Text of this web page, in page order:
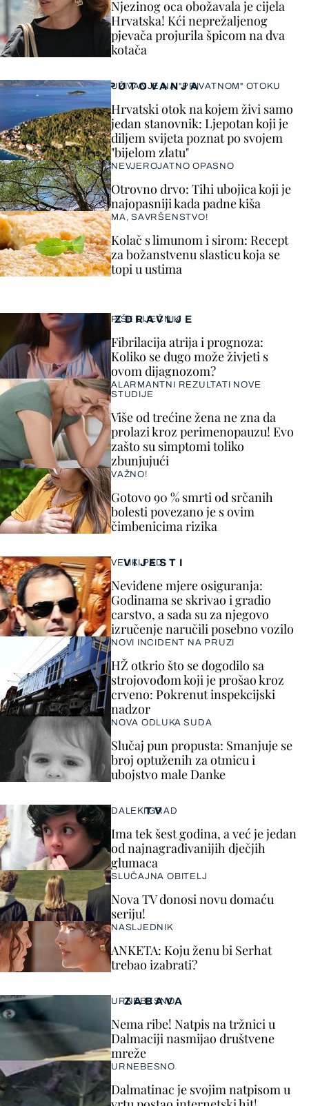
VIJESTI
VELIKI PAD
Neviđene mjere osiguranja:
Godinama se skrivao i gradio
carstvo, a sada su za njegovo
izručenje naručili posebno vozilo
NOVI INCIDENT NA PRUZI
HŽ otkrio što se dogodilo sa
strojovođom koji je prošao kroz
crveno: Pokrenut inspekcijski
nadzor
NOVA ODLUKA SUDA
Slučaj pun propusta: Smanjuje se
broj optuženih za otmicu i
ubojstvo male Danke
Njezinog oca obožavala je cijela
Hrvatska! Kći neprežaljenog
pjevača projurila špicom na dva
kotača
ZDRAVLJE
PIŠE LIJEČNIK
Fibrilacija atrija i prognoza:
Koliko se dugo može živjeti s
ovom dijagnozom?
ALARMANTNI REZULTATI NOVE
STUDIJE
Više od trećine žena ne zna da
prolazi kroz perimenopauzu! Evo
zašto su simptomi toliko
zbunjujući
VAŽNO!
Gotovo 90 % smrti od srčanih
bolesti povezano je s ovim
čimbenicima rizika
ZABAVA
URNEBESNO
Nema ribe! Natpis na tržnici u
Dalmaciji nasmijao društvene
mreže
URNEBESNO
Dalmatinac je svojim natpisom u
TV
DALEKI GRAD
Ima tek šest godina, a već je jedan
od najnagrađivanijih dječjih
glumaca
SLUČAJNA OBITELJ
Nova TV donosi novu domaću
seriju!
NASLJEDNIK
ANKETA: Koju ženu bi Serhat
trebao izabrati?
PUTOVANJA
UŽIVANJE NA "PRIVATNOM" OTOKU
Hrvatski otok na kojem živi samo
jedan stanovnik: Ljepotan koji je
diljem svijeta poznat po svojem
"bijelom zlatu"
NEVJEROJATNO OPASNO
Otrovno drvo: Tihi ubojica koji je
najopasniji kada padne kiša
MA, SAVRŠENSTVO!
Kolač s limunom i sirom: Recept
za božanstvenu slasticu koja se
topi u ustima